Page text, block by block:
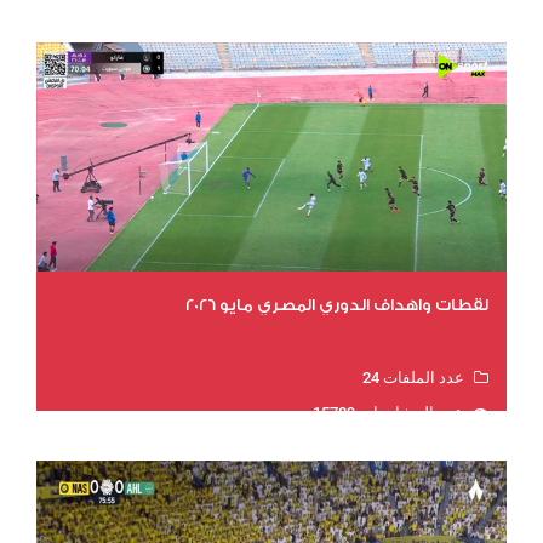
لقطات واهداف الدوري المصري مايو 2026
عدد الملفات 24
عدد المشاهدات 15789